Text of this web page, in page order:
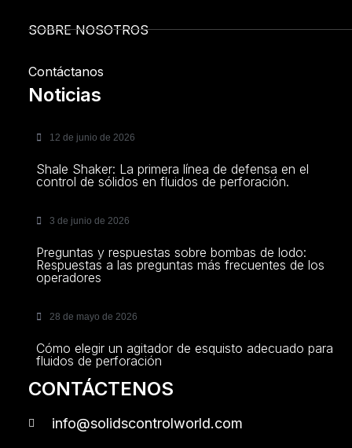
SOBRE NOSOTROS
Contáctanos
Noticias
12 de junio de 2026
Shale Shaker: La primera línea de defensa en el
control de sólidos en fluidos de perforación.
3 de junio de 2026
Preguntas y respuestas sobre bombas de lodo:
Respuestas a las preguntas más frecuentes de los
operadores
28 de mayo de 2026
Cómo elegir un agitador de esquisto adecuado para
fluidos de perforación
CONTÁCTENOS
info@solidscontrolworld.com